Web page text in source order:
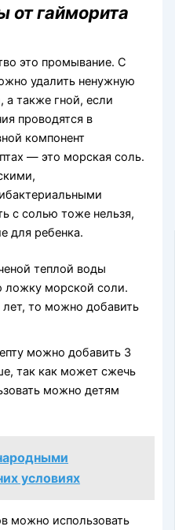
гайморита
это промывание. С
удалить ненужную
а также гной, если
проводятся в
компонент
— это морская соль.
с солью тоже нельзя,
для ребенка.
теплой воды
ложку морской соли.
то можно добавить
можно добавить 3
так как может сжечь
можно детям
условиях
можно использовать